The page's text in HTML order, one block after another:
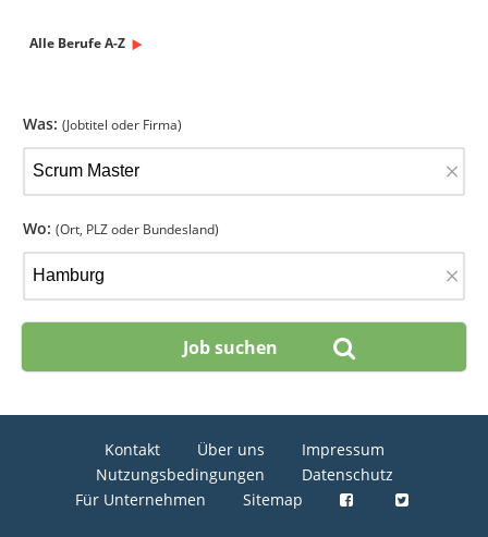
Alle Berufe A-Z
Was: (Jobtitel oder Firma)
×
Wo: (Ort, PLZ oder Bundesland)
×
Kontakt Über uns
Impressum
Nutzungsbedingungen
Datenschutz
Für Unternehmen
Sitemap